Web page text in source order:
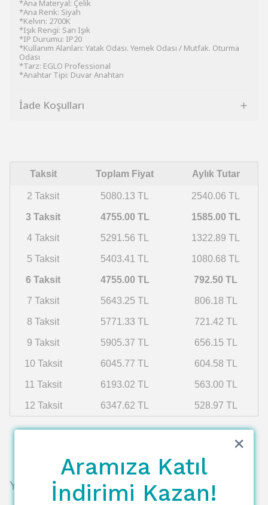
*Ana Materyal: Çelik
*Ana Renk: Siyah
*Kelvın: 2700K
*Işık Rengi: Sarı Işık
*IP Durumu: IP20
*Kullanım Alanları: Yatak Odası. Yemek Odası / Mutfak. Oturma
Odası
*Tarz: EGLO Professional
*Anahtar Tipi: Duvar Anahtarı
İade Koşulları
Taksit Toplam Fiyat Aylık Tutar
2 Taksit 5080.13 TL 2540.06 TL
3 Taksit 4755.00 TL 1585.00 TL
4 Taksit 5291.56 TL 1322.89 TL
5 Taksit 5403.41 TL 1080.68 TL
6 Taksit 4755.00 TL 792.50 TL
7 Taksit 5643.25 TL 806.18 TL
8 Taksit 5771.33 TL 721.42 TL
9 Taksit 5905.37 TL 656.15 TL
10 Taksit 6045.77 TL 604.58 TL
11 Taksit 6193.02 TL 563.00 TL
12 Taksit 6347.62 TL 528.97 TL
Yorumlar
Aramıza Katıl
İndirimi Kazan!